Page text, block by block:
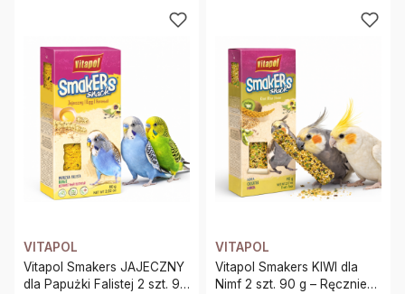
VITAPOL
Vitapol Smakers JAJECZNY
dla Papużki Falistej 2 szt. 90
VITAPOL
Vitapol Smakers KIWI dla
Nimf 2 szt. 90 g – Ręcznie